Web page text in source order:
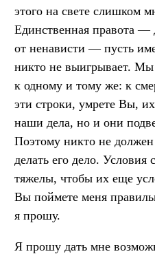
этого на свете слишком
Единственная правота —
от ненависти — пусть
никто не выигрывает. Мы
к одному и тому же: к
эти строки, умрете Вы,
наши дела, но и они
Поэтому никто не
делать его дело.
тяжелы, чтобы их еще
Вы поймете меня
я прошу.
Я прошу дать мне